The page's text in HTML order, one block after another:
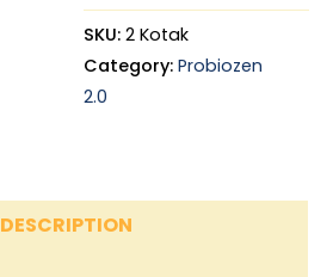
Seller!
quantity
SKU:2 Kotak
Category:Probiozen
2.0
DESCRIPTION